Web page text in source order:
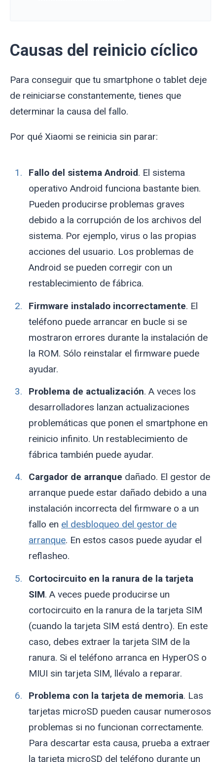
Causas del reinicio cíclico
Para conseguir que tu smartphone o tablet deje
de reiniciarse constantemente, tienes que
determinar la causa del fallo.
Por qué Xiaomi se reinicia sin parar:
Fallo del sistema Android. El sistema
operativo Android funciona bastante bien.
Pueden producirse problemas graves
debido a la corrupción de los archivos del
sistema. Por ejemplo, virus o las propias
acciones del usuario. Los problemas de
Android se pueden corregir con un
restablecimiento de fábrica.
Firmware instalado incorrectamente. El
teléfono puede arrancar en bucle si se
mostraron errores durante la instalación de
la ROM. Sólo reinstalar el firmware puede
ayudar.
Problema de actualización. A veces los
desarrolladores lanzan actualizaciones
problemáticas que ponen el smartphone en
reinicio infinito. Un restablecimiento de
fábrica también puede ayudar.
Cargador de arranque dañado. El gestor de
arranque puede estar dañado debido a una
instalación incorrecta del firmware o a un
fallo en el desbloqueo del gestor de
arranque. En estos casos puede ayudar el
reflasheo.
Cortocircuito en la ranura de la tarjeta
SIM. A veces puede producirse un
cortocircuito en la ranura de la tarjeta SIM
(cuando la tarjeta SIM está dentro). En este
caso, debes extraer la tarjeta SIM de la
ranura. Si el teléfono arranca en HyperOS o
MIUI sin tarjeta SIM, llévalo a reparar.
Problema con la tarjeta de memoria. Las
tarjetas microSD pueden causar numerosos
problemas si no funcionan correctamente.
Para descartar esta causa, prueba a extraer
la tarjeta microSD del teléfono durante un